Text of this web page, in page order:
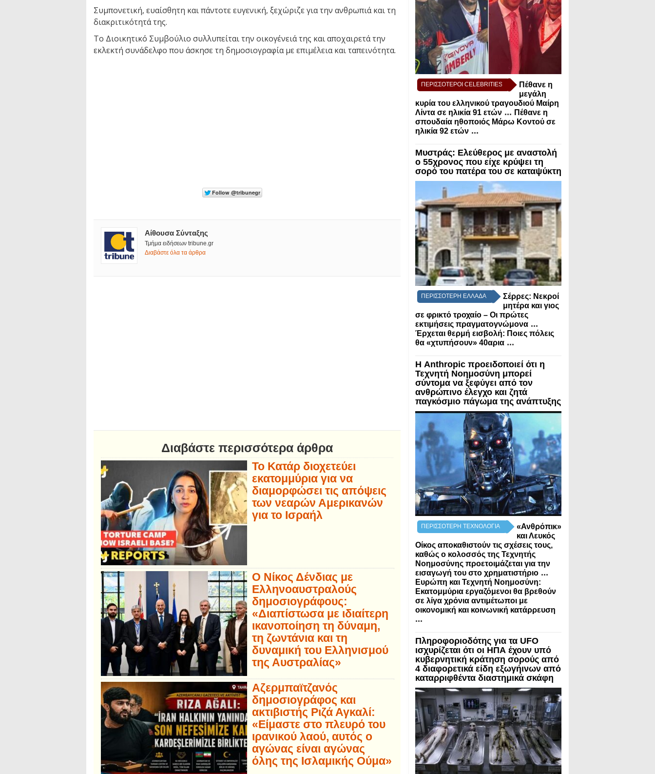
ΠΕΡΙΣΣΟΤΕΡΟΙ CELEBRITIES
Πέθανε η
μεγάλη
κυρία του ελληνικού τραγουδιού Μαίρη
Λίντα σε ηλικία 91 ετών ... Πέθανε η
σπουδαία ηθοποιός Μάρω Κοντού σε
ηλικία 92 ετών ...
Μυστράς: Ελεύθερος με αναστολή
ο 55χρονος που είχε κρύψει τη
σορό του πατέρα του σε καταψύκτη
ΠΕΡΙΣΣΟΤΕΡΗ ΕΛΛΑΔΑ
Σέρρες: Νεκροί
μητέρα και γιος
σε φρικτό τροχαίο – Οι πρώτες
εκτιμήσεις πραγματογνώμονα ...
Έρχεται θερμή εισβολή: Ποιες πόλεις
θα «χτυπήσουν» 40αρια ...
Η Anthropic προειδοποιεί ότι η
Τεχνητή Νοημοσύνη μπορεί
σύντομα να ξεφύγει από τον
ανθρώπινο έλεγχο και ζητά
παγκόσμιο πάγωμα της ανάπτυξης
ΠΕΡΙΣΣΟΤΕΡΗ ΤΕΧΝΟΛΟΓΙΑ
«Ανθρόπικ»
και Λευκός
Οίκος αποκαθιστούν τις σχέσεις τους,
καθώς ο κολοσσός της Τεχνητής
Νοημοσύνης προετοιμάζεται για την
εισαγωγή του στο χρηματιστήριο ...
Ευρώπη και Τεχνητή Νοημοσύνη:
Εκατομμύρια εργαζόμενοι θα βρεθούν
σε λίγα χρόνια αντιμέτωποι με
οικονομική και κοινωνική κατάρρευση
...
Πληροφοριοδότης για τα UFO
ισχυρίζεται ότι οι ΗΠΑ έχουν υπό
κυβερνητική κράτηση σορούς από
4 διαφορετικά είδη εξωγήινων από
καταρριφθέντα διαστημικά σκάφη
Συμπονετική, ευαίσθητη και πάντοτε ευγενική, ξεχώριζε για την ανθρωπιά και τη
διακριτικότητά της.
Το Διοικητικό Συμβούλιο συλλυπείται την οικογένειά της και αποχαιρετά την
εκλεκτή συνάδελφο που άσκησε τη δημοσιογραφία με επιμέλεια και ταπεινότητα.
Αίθουσα Σύνταξης
Τμήμα ειδήσεων tribune.gr
Διαβάστε όλα τα άρθρα
Διαβάστε περισσότερα άρθρα
Το Κατάρ διοχετεύει
εκατομμύρια για να
διαμορφώσει τις απόψεις
των νεαρών Αμερικανών
για το Ισραήλ
Ο Νίκος Δένδιας με
Ελληνοαυστραλούς
δημοσιογράφους:
«Διαπίστωσα με ιδιαίτερη
ικανοποίηση τη δύναμη,
τη ζωντάνια και τη
δυναμική του Ελληνισμού
της Αυστραλίας»
Αζερμπαϊτζανός
δημοσιογράφος και
ακτιβιστής Ριζά Αγκαλί:
«Είμαστε στο πλευρό του
ιρανικού λαού, αυτός ο
αγώνας είναι αγώνας
όλης της Ισλαμικής Ούμα»